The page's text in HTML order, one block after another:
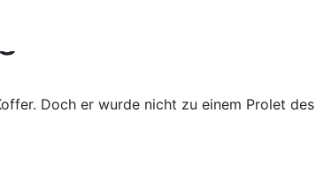
for Planet Earth
Doch er wurde nicht zu einem Prolet des